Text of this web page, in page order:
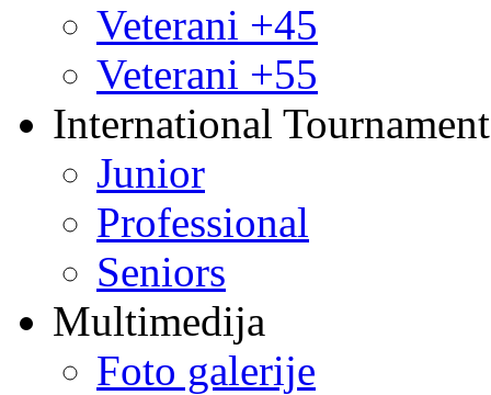
Veterani +45
Veterani +55
International
Junior
Professional
Seniors
Multimedija
Foto galerije